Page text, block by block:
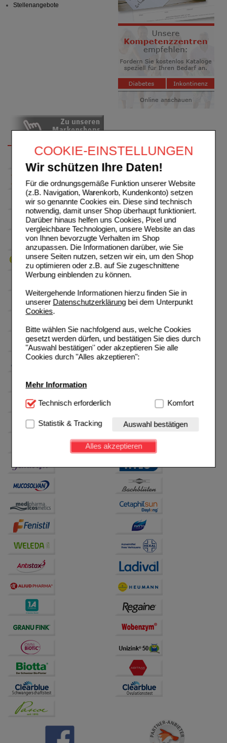
COOKIE-EINSTELLUNGEN
Wir schützen Ihre Daten!
Für die ordnungsgemäße Funktion unserer Website
(z.B. Navigation, Warenkorb, Kundenkonto) setzen
wir so genannte Cookies ein. Diese sind technisch
notwendig, damit unser Shop überhaupt funktioniert.
Darüber hinaus helfen uns Cookies, Pixel und
vergleichbare Technologien, unsere Website an das
von Ihnen bevorzugte Verhalten im Shop
anzupassen. Die Informationen darüber, wie Sie
unsere Seiten nutzen, setzen wir ein, um den Shop
zu optimieren oder z.B. auf Sie zugeschnittene
Werbung einblenden zu können.
Weitergehende Informationen hierzu finden Sie in
unserer Datenschutzerklärungbei dem Unterpunkt
Cookies.
Bitte wählen Sie nachfolgend aus, welche Cookies
gesetzt werden dürfen, und bestätigen Sie dies durch
"Auswahl bestätigen" oder akzeptieren Sie alle
Cookies durch "Alles akzeptieren":
Mehr Information
Technisch Notwendig:Hierbei handelt es sich um
Website notwendig sind (z.B. Navigation, Warenkorb,
Kundenkonto), weshalb auf diese nicht verzichtet
werden kann.
Einkaufserlebnis noch ansprechender zu gestalten,
Besuchers oder unsere Seite an bevorzugte
Verhaltensweisen (z.B. Spracheinstellung)
anzupassen. Komfort-Cookies ermöglichen es uns
auch auf Ihre Bedürfnisse zugeschrittene Inhalte
anzuzeigen und unser Partnerprogramm zu
betreiben.
Statistik & Tracking:
Hierüber lassen sich
Informationen über die Art und Weise der Nutzung
unserer Website sammeln, mit deren Hilfe wir unsere
auf unserer Website aber auch die Werbung auf
Drittseiten möglichst relevant für Sie zu gestalten.
Bitte beachten Sie, dass Daten hierfür teilweise an
Dritte wie z.B. Google oder soziale Medien
Technisch erforderlich Komfort
Statistik & Tracking Auswahl bestätigen
Alles akzeptieren
Stellenangebote